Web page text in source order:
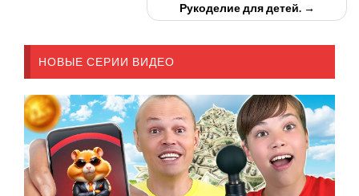
Рукоделие для детей. →
НОВЫЕ СЕРИИ ВИДЕО